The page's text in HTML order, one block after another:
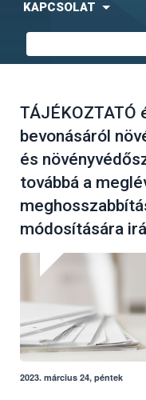
KAPCSOLAT
bevonásáról
és
továbbá a
módosítására
2023. március 24, péntek